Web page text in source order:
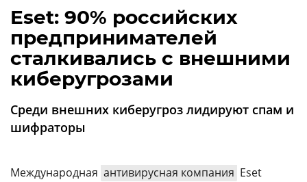
кабинет
О
проекте
CNews
Аналитика
Конференции
Eset: 90% российских
предпринимателей
сталкивались с внешними
киберугрозами
Среди внешних киберугроз лидируют спам и
шифраторы
Международная антивирусная компания Eset